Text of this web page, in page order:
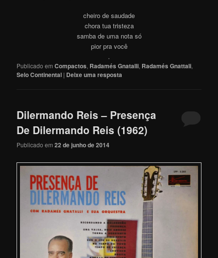
cheiro de saudade
chora tua tristeza
samba de uma nota só
pior pra você
.
Publicado em Compactos, Radamés Gnatalli, Radamés Gnattali,
Selo Continental | Deixe uma resposta
Dilermando Reis – Presença
De Dilermando Reis (1962)
Publicado em22 de junho de 2014